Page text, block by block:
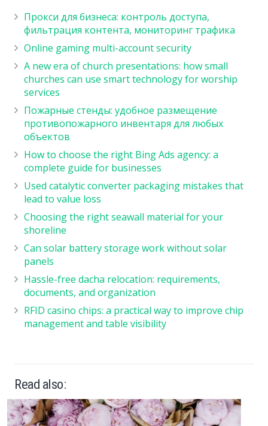
Прокси для бизнеса: контроль доступа,
фильтрация контента, мониторинг трафика
Online gaming multi-account security
A new era of church presentations: how small
churches can use smart technology for worship
services
Пожарные стенды: удобное размещение
противопожарного инвентаря для любых
объектов
How to choose the right Bing Ads agency: a
complete guide for businesses
Used catalytic converter packaging mistakes that
lead to value loss
Choosing the right seawall material for your
shoreline
Can solar battery storage work without solar
panels
Hassle-free dacha relocation: requirements,
documents, and organization
RFID casino chips: a practical way to improve chip
management and table visibility
Read also: